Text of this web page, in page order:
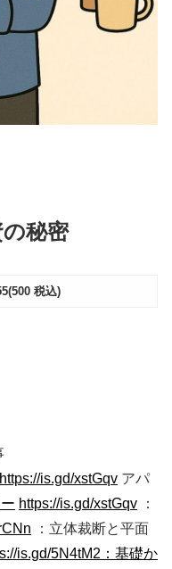
秘密
税込)
https://is.gd/xstGqv アパ
https://is.gd/xstGqv ：
：立体裁断と平面
is.gd/5N4tM2：基礎か